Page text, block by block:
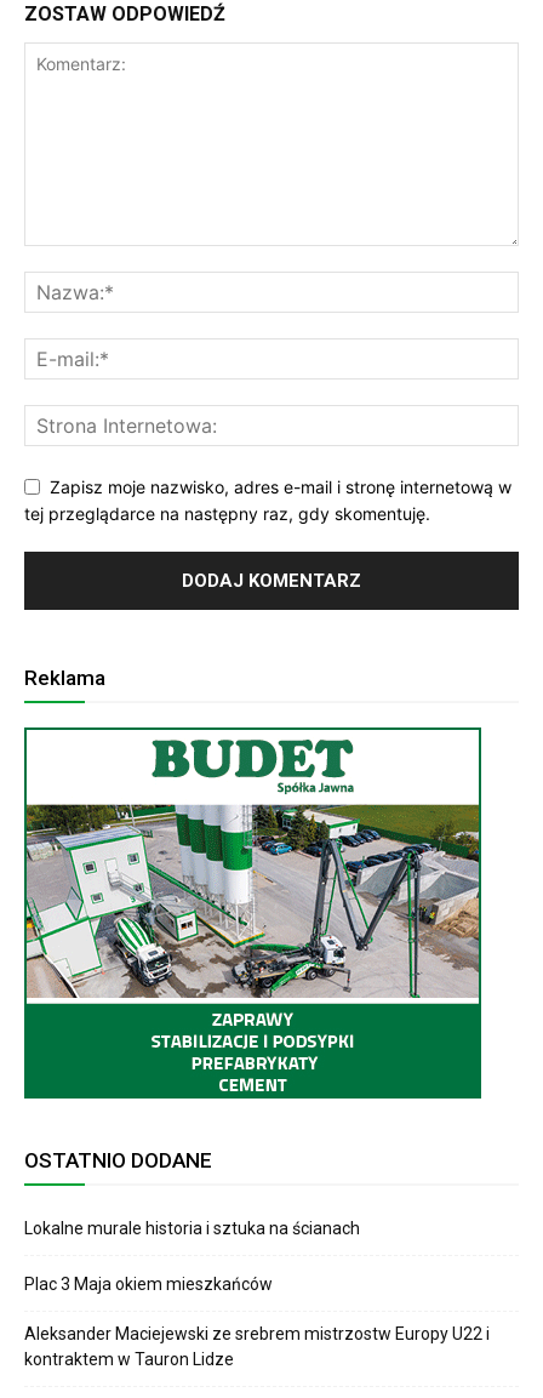
ZOSTAW ODPOWIEDŹ
Zapisz moje nazwisko, adres e-mail i stronę internetową w
tej przeglądarce na następny raz, gdy skomentuję.
Reklama
OSTATNIO DODANE
Lokalne murale historia i sztuka na ścianach
Plac 3 Maja okiem mieszkańców
Aleksander Maciejewski ze srebrem mistrzostw Europy U22 i
kontraktem w Tauron Lidze